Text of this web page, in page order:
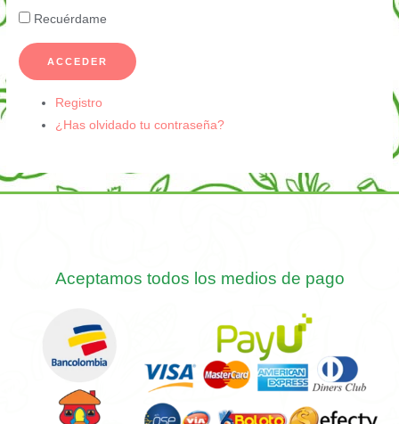
Recuérdame
ACCEDER
Registro
¿Has olvidado tu contraseña?
Aceptamos todos los medios de pago